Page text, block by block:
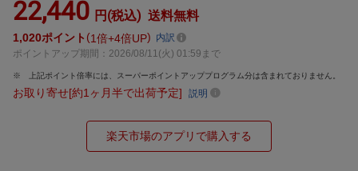
22,440 円(税込) 送料無料
1,020ポイント 1倍 4倍UP
内訳
ポイントアップ期間：2026/08/11(火) 01:59まで
上記ポイント倍率には、スーパーポイントアッププログラム分は含まれておりません。
お取り寄せ[約1ヶ月半で出荷予定] 説明
楽天市場のアプリで購入する